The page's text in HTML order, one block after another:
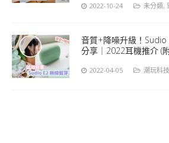
2022-10-24 未分類,
音質+降噪升級！
分享｜2022耳機推介 (
2022-04-05 潮玩科技